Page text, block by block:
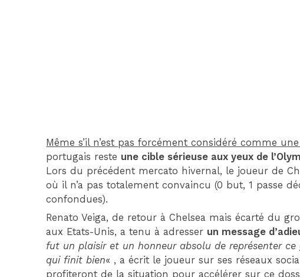
Même s’il n’est pas forcément considéré comme
portugais reste une cible sérieuse aux yeux de
Lors du précédent mercato hivernal, le joueur de
où il n’a pas totalement convaincu (0 but, 1 passe
confondues).
Renato Veiga, de retour à Chelsea mais écarté du
aux Etats-Unis, a tenu à adresser un message
fut un plaisir et un honneur absolu de représenter
qui finit bien« , a écrit le joueur sur ses réseaux
profiteront de la situation pour accélérer sur ce